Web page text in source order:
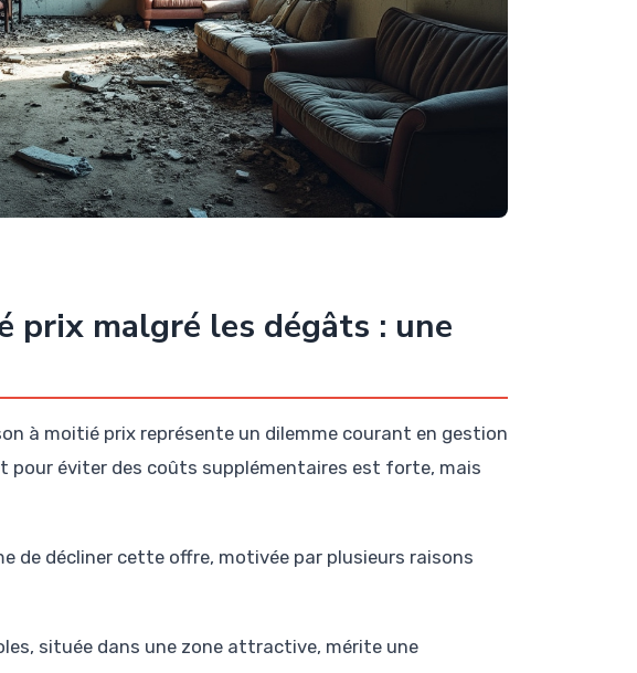
prix malgré les dégâts : une
à moitié prix représente un dilemme courant en gestion
pour éviter des coûts supplémentaires est forte, mais
de décliner cette offre, motivée par plusieurs raisons
située dans une zone attractive, mérite une